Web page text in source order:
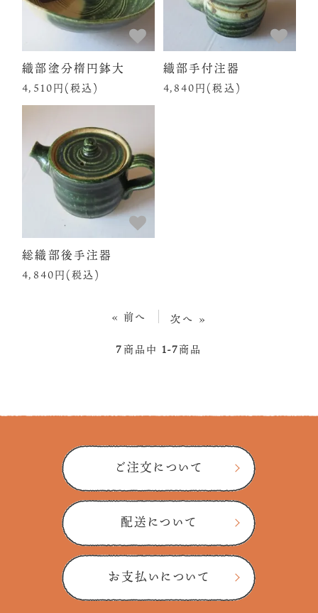
織部塗分楕円鉢大
4,510円(税込)
織部手付注器
4,840円(税込)
総織部後手注器
4,840円(税込)
« 前へ 次へ »
7商品中 1-7商品
ご注文について
配送について
お支払いについて